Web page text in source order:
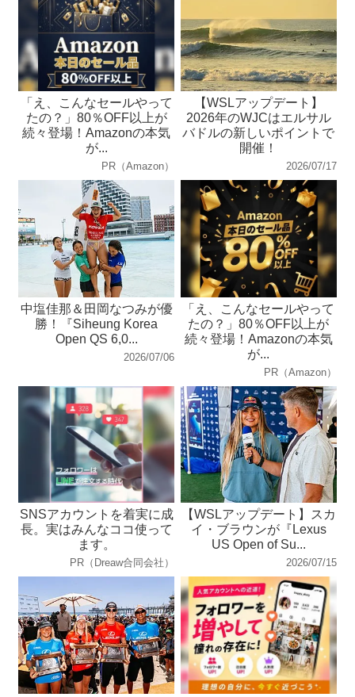
「え、こんなセールやって
たの？」80％OFF以上が
続々登場！Amazonの本気
が...
PR（Amazon）
【WSLアップデート】
2026年のWJCはエルサル
バドルの新しいポイントで
開催！
2026/07/17
中塩佳那＆田岡なつみが優
勝！『Siheung Korea
Open QS 6,0...
2026/07/06
「え、こんなセールやって
たの？」80％OFF以上が
続々登場！Amazonの本気
が...
PR（Amazon）
SNSアカウントを着実に成
長。実はみんなココ使って
ます。
PR（Dreaw合同会社）
【WSLアップデート】スカ
イ・ブラウンが『Lexus
US Open of Su...
2026/07/15